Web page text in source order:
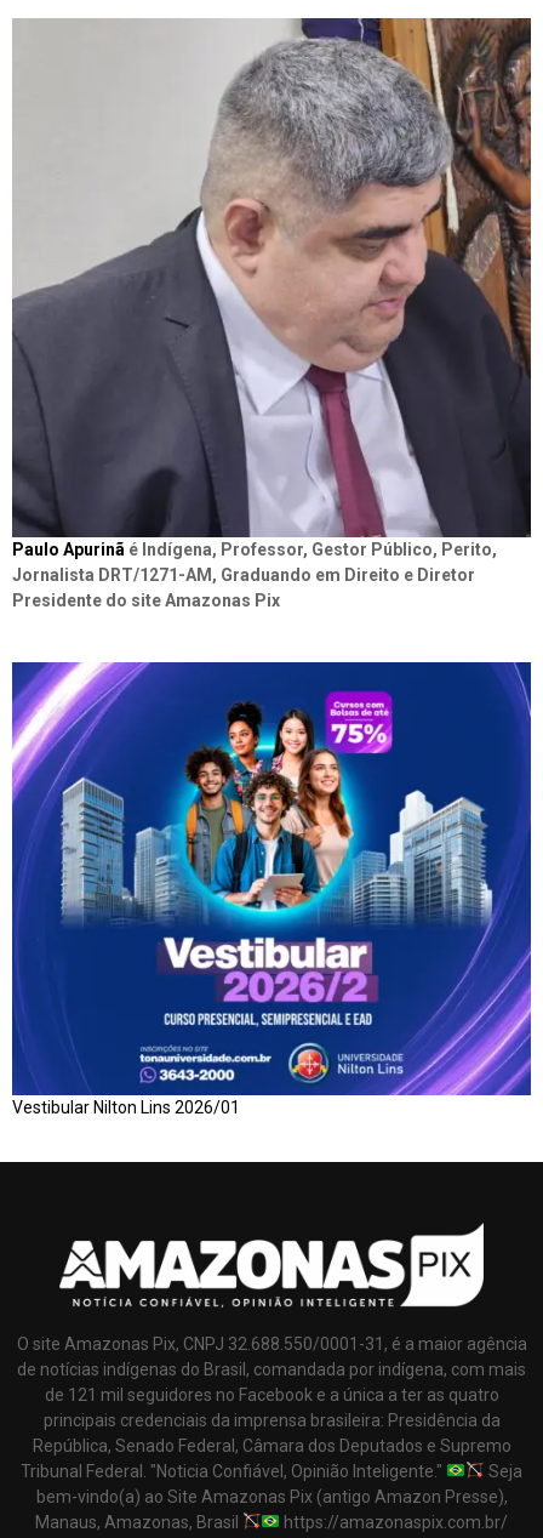
Paulo Apurinã é Indígena, Professor, Gestor Público, Perito,
Jornalista DRT/1271-AM, Graduando em Direito e Diretor
Presidente do site Amazonas Pix
Vestibular Nilton Lins 2026/01
O site Amazonas Pix, CNPJ 32.688.550/0001-31, é a maior agência
de notícias indígenas do Brasil, comandada por indígena, com mais
de 121 mil seguidores no Facebook e a única a ter as quatro
principais credenciais da imprensa brasileira: Presidência da
República, Senado Federal, Câmara dos Deputados e Supremo
Tribunal Federal. "Noticia Confiável, Opinião Inteligente."
Seja
bem-vindo(a) ao Site Amazonas Pix (antigo Amazon Presse),
Manaus, Amazonas, Brasil
https://amazonaspix.com.br/